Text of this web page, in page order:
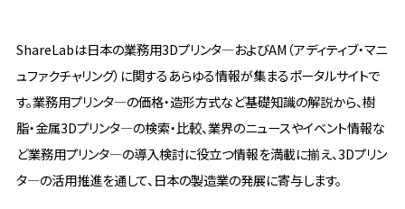
ShareLabは日本の業務用3Dプリンタ―およびAM（アディティブ・マニ
ュファクチャリング）に関するあらゆる情報が集まるポータルサイトで
す。業務用プリンタ―の価格・造形方式など基礎知識の解説から、樹
脂・金属3Dプリンタ―の検索・比較、業界のニュースやイベント情報な
ど業務用プリンタ―の導入検討に役立つ情報を満載に揃え、3Dプリン
タ―の活用推進を通して、日本の製造業の発展に寄与します。